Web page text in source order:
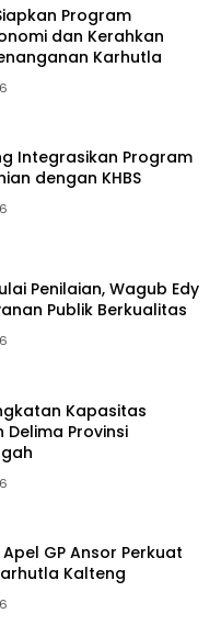
Program
dan Kerahkan
Karhutla
Integrasikan Program
dengan KHBS
Penilaian, Wagub Edy
Publik Berkualitas
Kapasitas
Delima Provinsi
GP Ansor Perkuat
Kalteng